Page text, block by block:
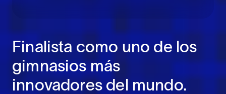
Finalista como uno de los
gimnasios más
innovadores del mundo.